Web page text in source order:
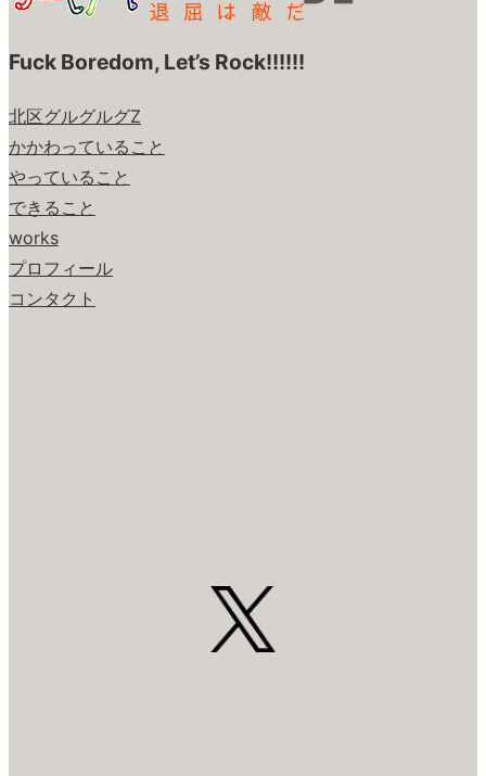
Fuck Boredom, Let’s Rock!!!!!!
北区グルグルグZ
かかわっていること
やっていること
できること
works
プロフィール
コンタクト